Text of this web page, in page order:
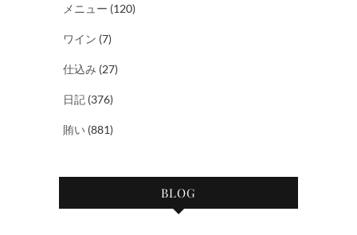
メニュー (120)
ワイン (7)
仕込み (27)
日記 (376)
賄い (881)
BLOG